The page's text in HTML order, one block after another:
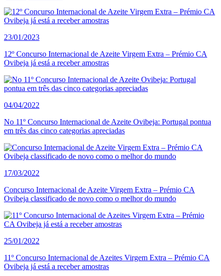
23/01/2023
12º Concurso Internacional de Azeite Virgem Extra – Prémio CA
Ovibeja já está a receber amostras
04/04/2022
No 11º Concurso Internacional de Azeite Ovibeja: Portugal pontua
em três das cinco categorias apreciadas
17/03/2022
Concurso Internacional de Azeite Virgem Extra – Prémio CA
Ovibeja classificado de novo como o melhor do mundo
25/01/2022
11º Concurso Internacional de Azeites Virgem Extra – Prémio CA
Ovibeja já está a receber amostras